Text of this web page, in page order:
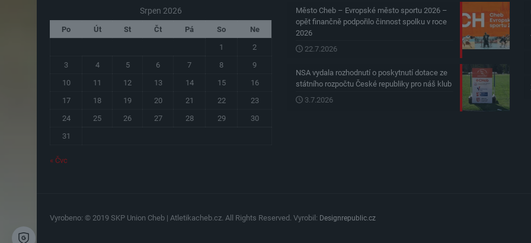
Srpen 2026
Po Út St Čt Pá So
Ne
1
2
3
4 5 6 7 8
9
10
11 12 13 14 15
16
17
18 19 20 21 22
23
24
25 26 27 28 29
30
31
« Čvc
Město Cheb – Evropské město sportu 2026 –
opět finančně podpořilo činnost spolku v roce
2026
22.7.2026
NSA vydala rozhodnutí o poskytnutí dotace ze
státního rozpočtu České republiky pro náš klub
3.7.2026
Vyrobeno: © 2019 SKP Union Cheb | Atletikacheb.cz. All Rights Reserved. Vyrobil: Designrepublic.cz